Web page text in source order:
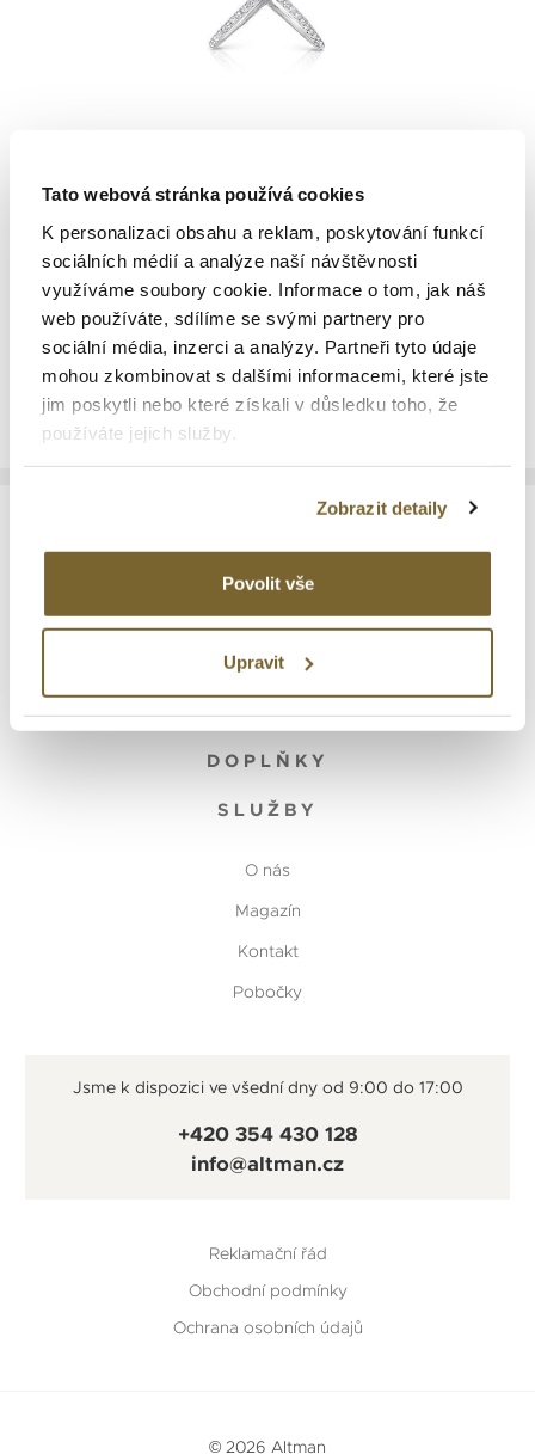
Tato webová stránka používá cookies
K personalizaci obsahu a reklam, poskytování funkcí
sociálních médií a analýze naší návštěvnosti
využíváme soubory cookie. Informace o tom, jak náš
web používáte, sdílíme se svými partnery pro
sociální média, inzerci a analýzy. Partneři tyto údaje
mohou zkombinovat s dalšími informacemi, které jste
jim poskytli nebo které získali v důsledku toho, že
používáte jejich služby.
Zobrazit detaily
Povolit vše
Upravit
STŘÍBRNÝ
2 990 Kč
HODINKY
ŠPERKY
DOPLŇKY
SLUŽBY
O nás
Magazín
Kontakt
Pobočky
Jsme k dispozici ve všední dny od 9:00 do 17:00
+420 354 430 128
info@altman.cz
Reklamační řád
Obchodní podmínky
Ochrana osobních údajů
© 2026 Altman